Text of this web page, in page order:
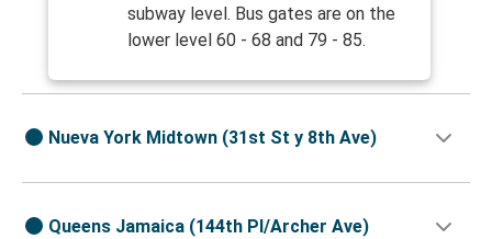
subway level. Bus gates are on the
lower level 60 - 68 and 79 - 85.
Nueva York Midtown (31st St y 8th Ave)
Queens Jamaica (144th Pl/Archer Ave)